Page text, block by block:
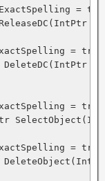
=
=
=
=